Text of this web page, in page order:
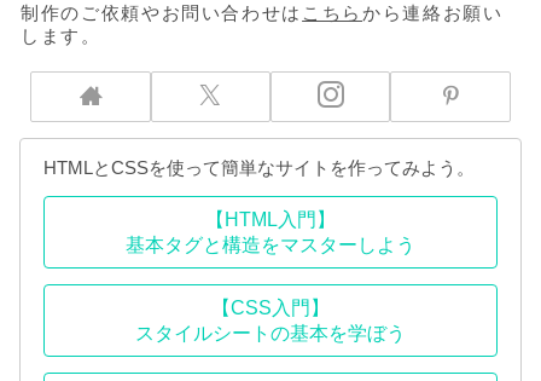
制作のご依頼やお問い合わせは こちらから連絡お願い
します。
HTMLとCSSを使って簡単なサイトを作ってみよう。
【HTML入門】
基本タグと構造をマスターしよう
【CSS入門】
スタイルシートの基本を学ぼう